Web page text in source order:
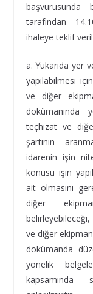
başvurusunda
tarafından
ihaleye teklif
a. Yukarıda yer
yapılabilmesi
ve diğer
dokümanında
teçhizat ve
şartının
idarenin işin
konusu işin
ait olmasını
diğer
ve diğer
dokümanda
yönelik
kapsamında